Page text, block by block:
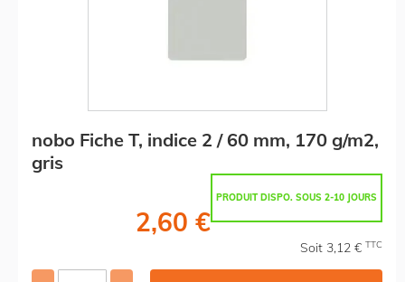
nobo Fiche T, indice 2 / 60 mm, 170 g/m2,
gris
PRODUIT DISPO. SOUS 2-10 JOURS
2,60 €
Soit 3,12 € TTC